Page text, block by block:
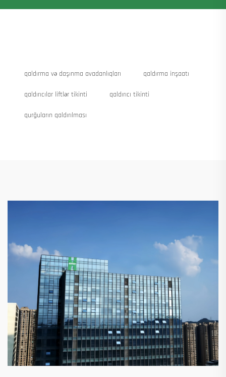
qaldırma və daşınma avadanlıqları qaldırma inşaatı
qaldırıcılar liftlər tikinti qaldırıcı tikinti
qurğuların qaldırılması